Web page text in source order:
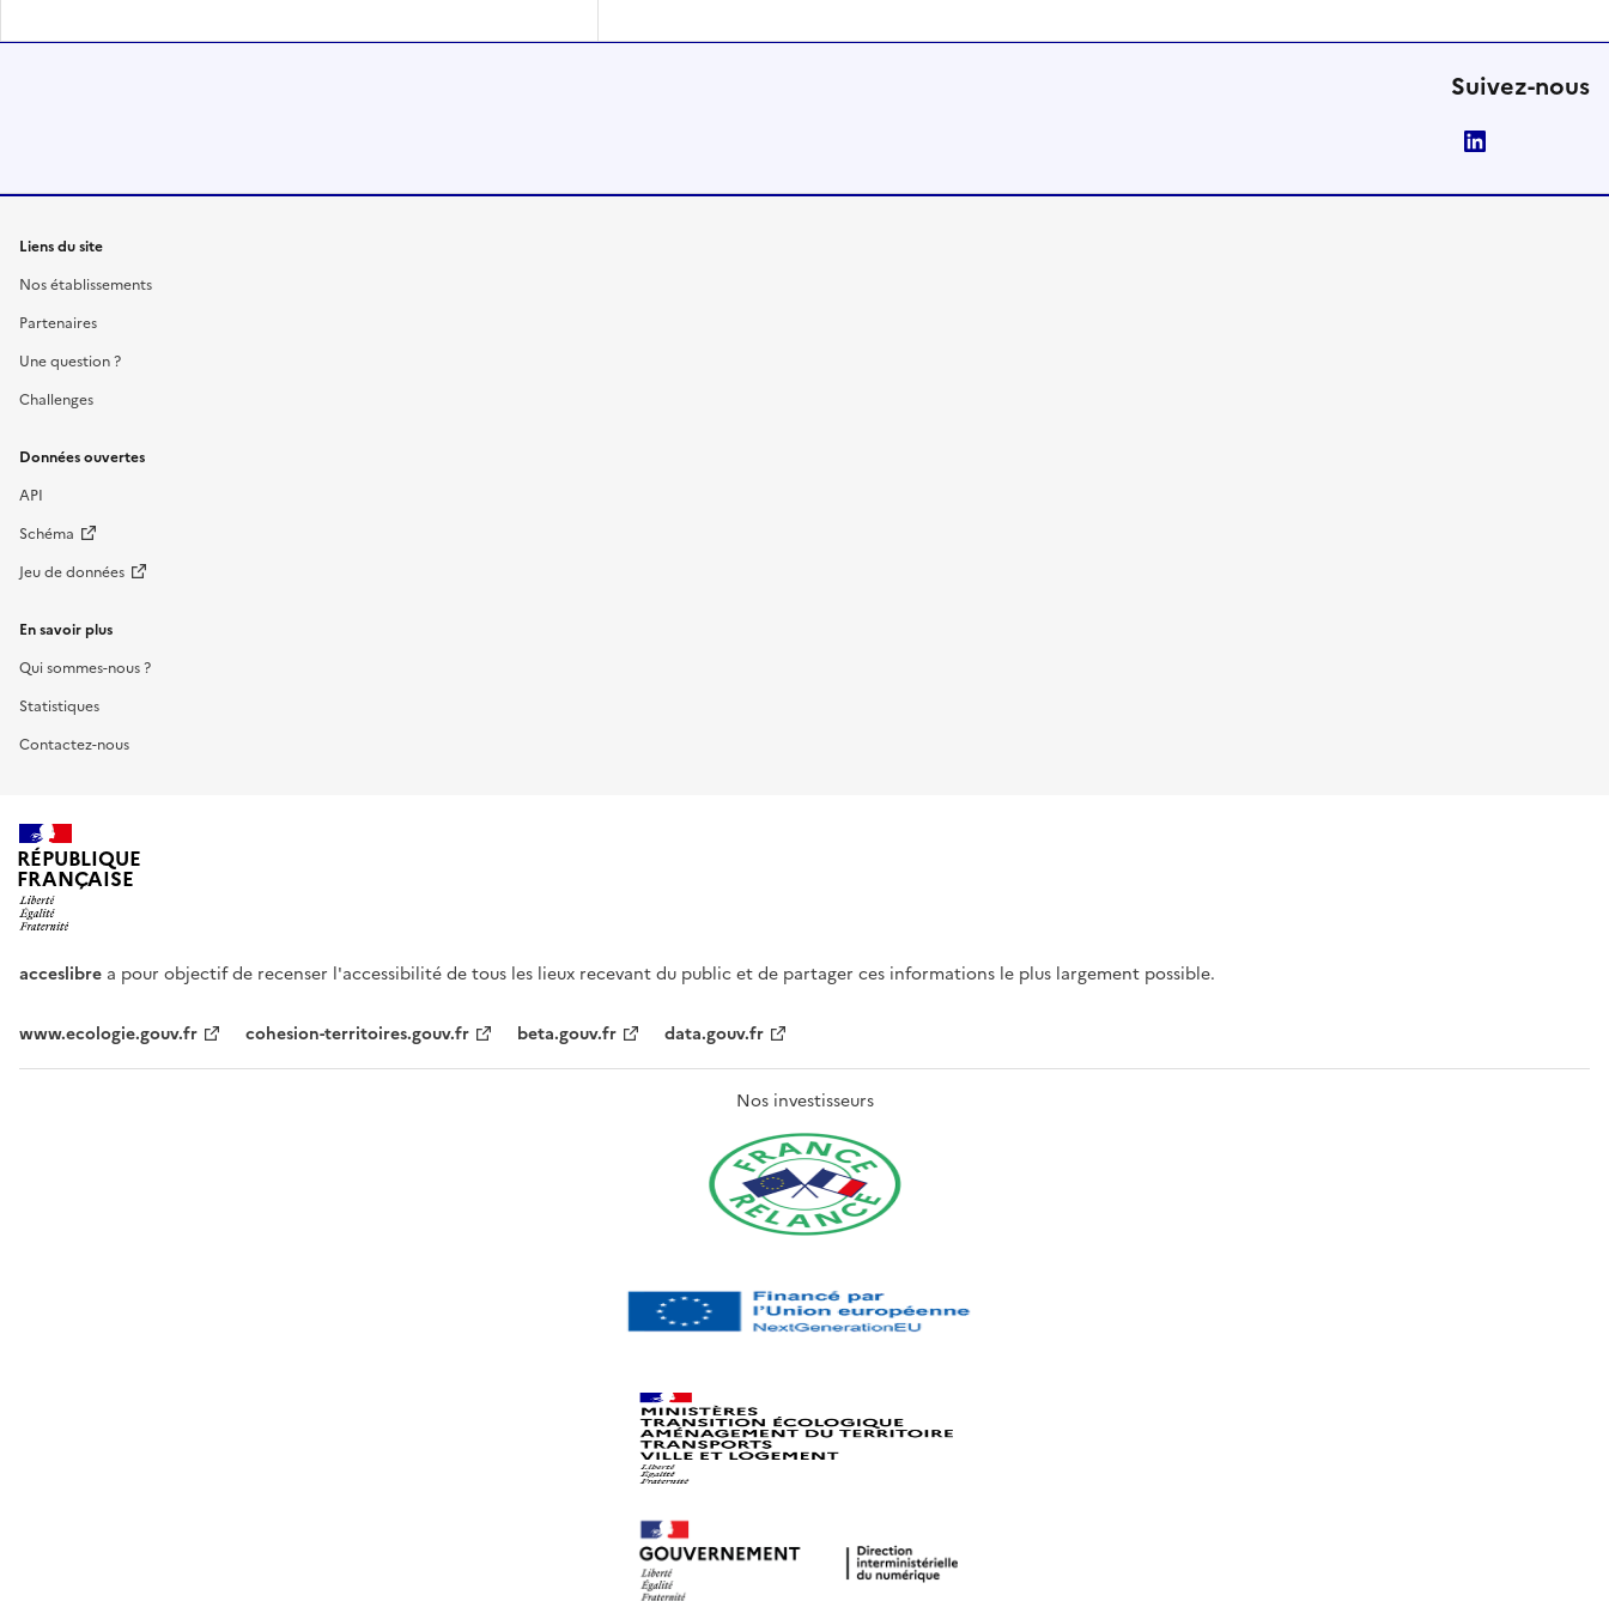
Suivez-nous
Liens du site
Nos établissements
Partenaires
Une question ?
Challenges
Données ouvertes
API
Schéma
Jeu de données
En savoir plus
Qui sommes-nous ?
Statistiques
Contactez-nous
RÉPUBLIQUE
FRANÇAISE
acceslibre a pour objectif de recenser l'accessibilité de tous les lieux recevant du public et de partager ces informations le plus largement possible.
www.ecologie.gouv.fr cohesion-territoires.gouv.fr beta.gouv.fr data.gouv.fr
Nos investisseurs